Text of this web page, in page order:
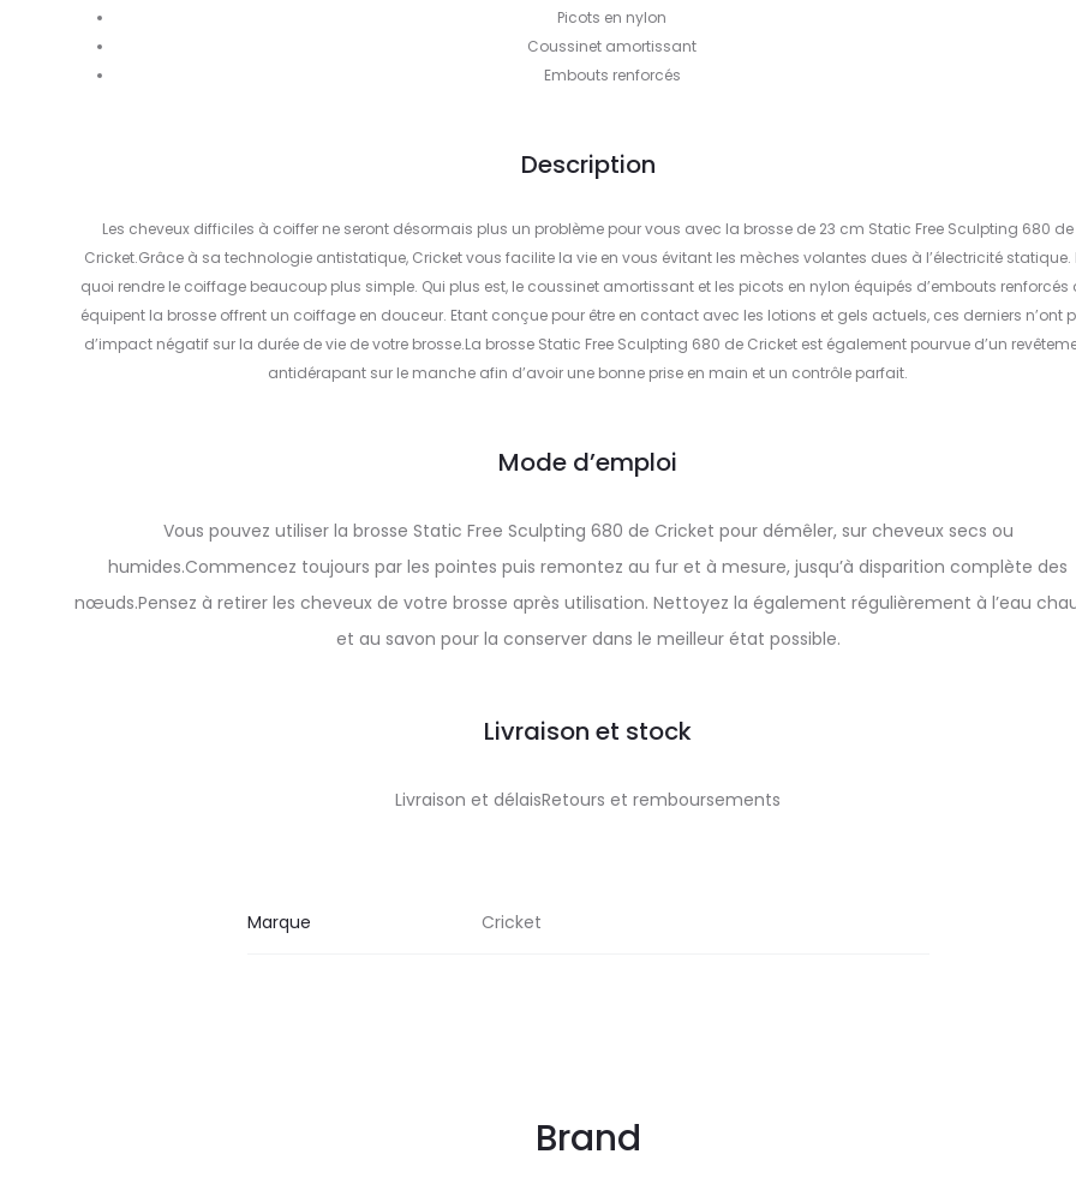
Picots en nylon
Coussinet amortissant
Embouts renforcés
Description
Les cheveux difficiles à coiffer ne seront désormais plus un problème pour vous avec la brosse de 23 cm Static Free Sculpting 680 de
Cricket.Grâce à sa technologie antistatique, Cricket vous facilite la vie en vous évitant les mèches volantes dues à l’électricité statique.
quoi rendre le coiffage beaucoup plus simple. Qui plus est, le coussinet amortissant et les picots en nylon équipés d’embouts renforcés
équipent la brosse offrent un coiffage en douceur. Etant conçue pour être en contact avec les lotions et gels actuels, ces derniers n’ont
d’impact négatif sur la durée de vie de votre brosse.La brosse Static Free Sculpting 680 de Cricket est également pourvue d’un
antidérapant sur le manche afin d’avoir une bonne prise en main et un contrôle parfait.
Mode d’emploi
Vous pouvez utiliser la brosse Static Free Sculpting 680 de Cricket pour démêler, sur cheveux secs ou
humides.Commencez toujours par les pointes puis remontez au fur et à mesure, jusqu’à disparition complète des
nœuds.Pensez à retirer les cheveux de votre brosse après utilisation. Nettoyez la également régulièrement à l’eau
et au savon pour la conserver dans le meilleur état possible.
Livraison et stock
Livraison et délaisRetours et remboursements
Marque Cricket
Brand